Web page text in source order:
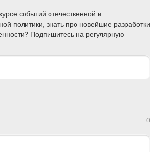
событий отечественной и
политики, знать про новейшие разработки
Подпишитесь на регулярную
0